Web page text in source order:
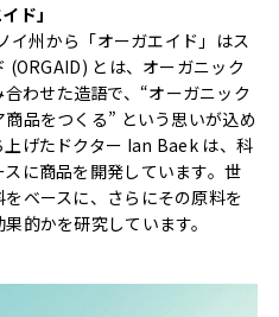
ド」
イ州から「オーガエイド」はス
とは、オーガニック
わせた造語で、“オーガニック
品をつくる” という思いが込め
げたドクター Ian Baek は、科
に商品を開発しています。世
ベースに、さらにその原料を
的かを研究しています。